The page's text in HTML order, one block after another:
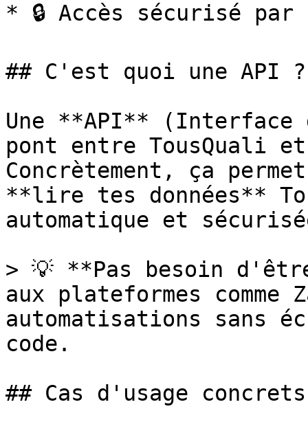
* 🔒 Accès sécurisé
## C'est quoi une API ?
Une **API** (Interface
pont entre TousQuali
Concrètement, ça
**lire tes données**
automatique et
> 💡 **Pas besoin
aux plateformes
automatisations sans
code.
## Cas d'usage concrets